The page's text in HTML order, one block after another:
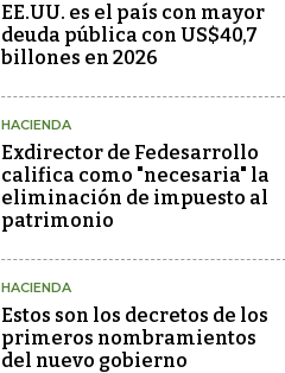
EE.UU. es el país con mayor
deuda pública con US$40,7
billones en 2026
HACIENDA
Exdirector de Fedesarrollo
califica como "necesaria" la
eliminación de impuesto al
patrimonio
HACIENDA
Estos son los decretos de los
primeros nombramientos
del nuevo gobierno